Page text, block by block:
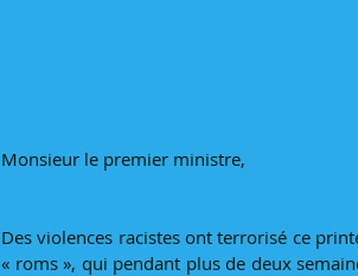
Monsieur le premier ministre,
Des violences racistes ont terrorisé ce
« roms », qui pendant plus de deux